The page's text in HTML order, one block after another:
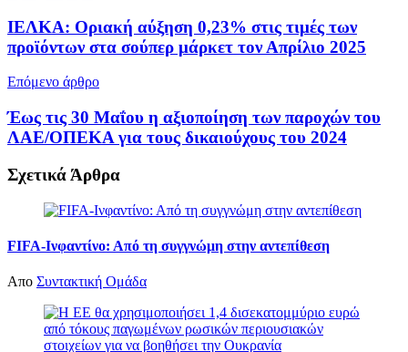
ΙΕΛΚΑ: Οριακή αύξηση 0,23% στις τιμές των
προϊόντων στα σούπερ μάρκετ τον Απρίλιο 2025
Επόμενο άρθρο
Έως τις 30 Μαΐου η αξιοποίηση των παροχών του
ΛΑΕ/ΟΠΕΚΑ για τους δικαιούχους του 2024
Σχετικά Άρθρα
FIFA-Ινφαντίνο: Από τη συγγνώμη στην αντεπίθεση
Απο Συντακτική Ομάδα